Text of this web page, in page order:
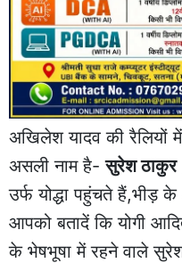
अखिलेश यादव की रैलियों
असली नाम है-सुरेश ठाकुर
उर्फ योद्धा पहुंचते हैं,भीड़
आपको बतादें कि योगी
के भेषभूषा में रहने वाले सुरेश